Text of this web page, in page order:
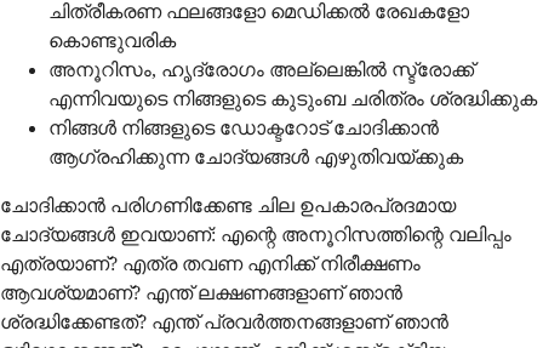
ചിത്രീകരണ ഫലങ്ങളോ മെഡിക്കൽ രേഖകളോ
കൊണ്ടുവരിക
അനൂറിസം, ഹൃദ്രോഗം അല്ലെങ്കിൽ സ്ട്രോക്ക്
എന്നിവയുടെ നിങ്ങളുടെ കുടുംബ ചരിത്രം ശ്രദ്ധിക്കുക
നിങ്ങൾ നിങ്ങളുടെ ഡോക്ടറോട് ചോദിക്കാൻ
ആഗ്രഹിക്കുന്ന ചോദ്യങ്ങൾ എഴുതിവയ്ക്കുക
ചോദിക്കാൻ പരിഗണിക്കേണ്ട ചില ഉപകാരപ്രദമായ
ചോദ്യങ്ങൾ ഇവയാണ്: എന്റെ അനൂറിസത്തിന്റെ വലിപ്പം
എത്രയാണ്? എത്ര തവണ എനിക്ക് നിരീക്ഷണം
ആവശ്യമാണ്? എന്ത് ലക്ഷണങ്ങളാണ് ഞാൻ
ശ്രദ്ധിക്കേണ്ടത്? എന്ത് പ്രവർത്തനങ്ങളാണ് ഞാൻ